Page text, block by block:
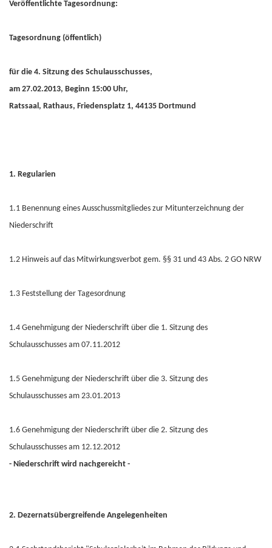
Veröffentlichte Tagesordnung:
Tagesordnung (öffentlich)
für die 4. Sitzung des Schulausschusses,
am 27.02.2013, Beginn 15:00 Uhr,
Ratssaal, Rathaus, Friedensplatz 1, 44135 Dortmund
1. Regularien
1.1 Benennung eines Ausschussmitgliedes zur Mitunterzeichnung der
Niederschrift
1.2 Hinweis auf das Mitwirkungsverbot gem. §§ 31 und 43 Abs. 2 GO NRW
1.3 Feststellung der Tagesordnung
1.4 Genehmigung der Niederschrift über die 1. Sitzung des
Schulausschusses am 07.11.2012
1.5 Genehmigung der Niederschrift über die 3. Sitzung des
Schulausschusses am 23.01.2013
1.6 Genehmigung der Niederschrift über die 2. Sitzung des
Schulausschusses am 12.12.2012
- Niederschrift wird nachgereicht -
2. Dezernatsübergreifende Angelegenheiten